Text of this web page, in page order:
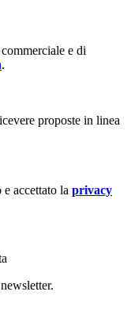
e di
.
proposte in linea
accettato la privacy